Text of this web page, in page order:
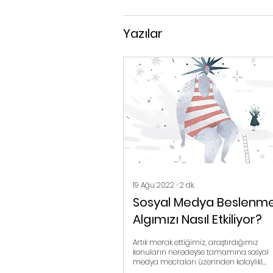
Yazılar
19 Ağu 2022 ∙ 2 dk.
Sosyal Medya
Algımızı Nasıl Etkiliyor?
Artık merak ettiğimiz, araştırdığımız
konuların neredeyse tamamına sosyal
medya mecraları üzerinden kolaylıkla